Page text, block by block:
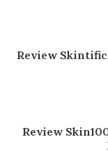
Review
Review